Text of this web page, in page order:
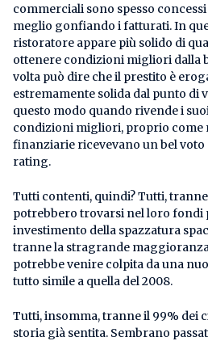
commerciali sono spesso
meglio gonfiando i fatturati. In
ristoratore appare più solido di
ottenere condizioni migliori dalla
volta può dire che il prestito è
estremamente solida dal punto di
questo modo quando rivende i
condizioni migliori, proprio come
finanziarie ricevevano un bel voto
rating.
Tutti contenti, quindi? Tutti,
potrebbero trovarsi nel loro fondi
investimento della spazzatura
tranne la stragrande
potrebbe venire colpita da una
tutto simile a quella del 2008.
Tutti, insomma, tranne il 99% dei
storia già sentita. Sembrano